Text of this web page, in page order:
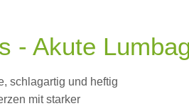
- Akute
schlagartig und heftig
mit starker